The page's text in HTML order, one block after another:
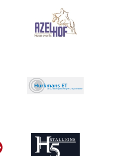
Afbeelding
Afbeelding
Afbeelding